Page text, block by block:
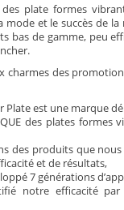
plate formes
mode et le succès de
bas de gamme, peu
charmes des
Plate est une marque
des plates formes
des produits que
et de résultats,
7 générations
notre efficacité